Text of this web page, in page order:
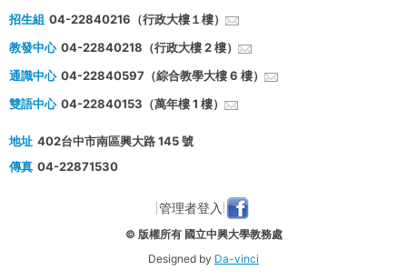
招生組 04-22840216（行政大樓１樓）
教發中心 04-22840218（行政大樓 2 樓）
通識中心 04-22840597（綜合教學大樓 6 樓）
雙語中心 04-22840153（萬年樓 1 樓）
地址 402台中市南區興大路 145 號
傳真 04-22871530
管理者登入
© 版權所有 國立中興大學教務處
Designed by Da-vinci